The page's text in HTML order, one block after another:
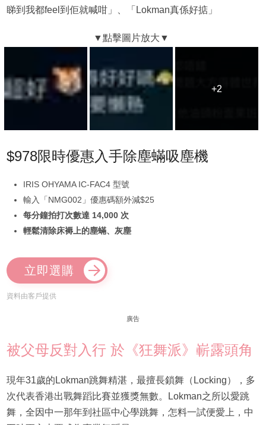
睇到我都feel到佢就喊咁」、「Lokman真係好掂」
+2
+2
$978限時優惠入手除塵蟎吸塵機
IRIS OHYAMA IC-FAC4 型號
輸入「NMG002」優惠碼額外減$25
每分鐘拍打次數達 14,000 次
輕鬆清除床褥上的塵蟎、灰塵
立即選購
資料由客戶提供
廣告
被父母反對入行 於《狂舞派》嶄露頭角
現年31歲的Lokman跳舞精湛，最擅長鎖舞（Locking），多
次代表香港出戰舞蹈比賽並獲獎無數。Lokman之所以愛跳
舞，全因中一那年到社區中心學跳舞，怎料一試便愛上，中